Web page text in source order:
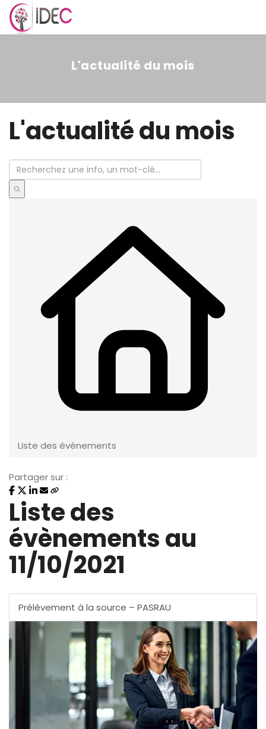
MENU
L'actualité du mois
L'actualité du mois
Liste des évènements
Partager sur :
Liste des
évènements au
11/10/2021
Prélèvement à la source – PASRAU